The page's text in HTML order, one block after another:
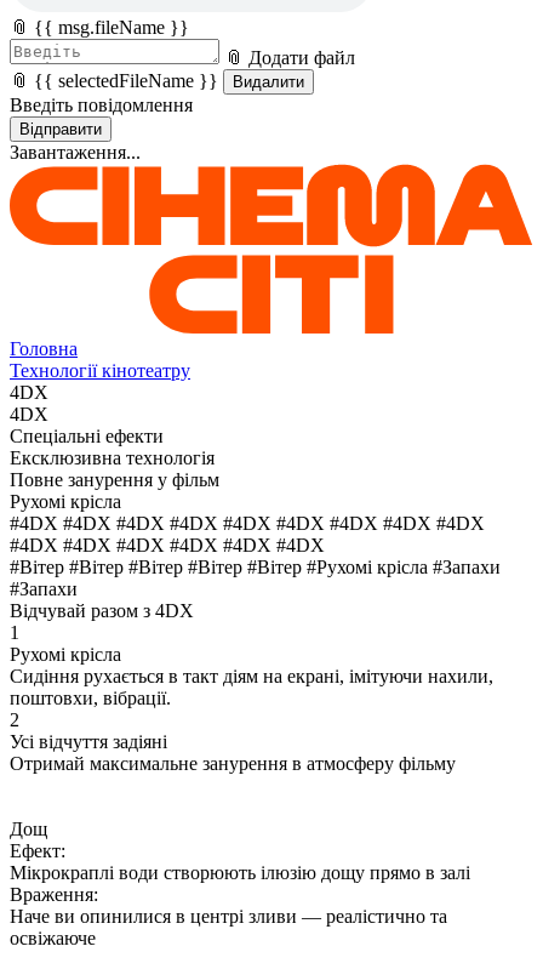
📎 {{ msg.fileName }}
📎 Додати файл
📎 {{ selectedFileName }}
Видалити
Введіть повідомлення
Відправити
Завантаження...
Головна
Технології кінотеатру
4DX
4DX
Спеціальні ефекти
Ексклюзивна технологія
Повне занурення у фільм
Рухомі крісла
#4DX #4DX #4DX #4DX #4DX #4DX #4DX #4DX #4DX
#4DX #4DX #4DX #4DX #4DX #4DX
#Вітер #Вітер #Вітер #Вітер #Вітер #Рухомі крісла #Запахи
#Запахи
Відчувай разом з 4DX
1
Рухомі крісла
Сидіння рухається в такт діям на екрані, імітуючи нахили,
поштовхи, вібрації.
2
Усі відчуття задіяні
Отримай максимальне занурення в атмосферу фільму
Дощ
Ефект:
Мікрокраплі води створюють ілюзію дощу прямо в залі
Враження:
Наче ви опинилися в центрі зливи — реалістично та
освіжаюче